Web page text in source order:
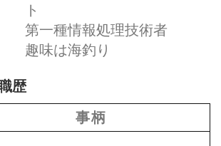
ト
第一種情報処理技術者
趣味は海釣り
歴
事柄